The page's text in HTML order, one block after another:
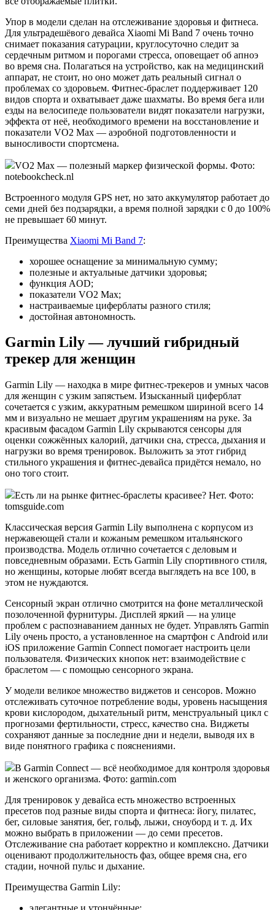
Упор в модели сделан на отслеживание здоровья и фитнеса.
Для ультрадешёвого девайса Xiaomi Mi Band 7 очень точно
снимает показания сатурации, круглосуточно следит за
сердечным ритмом и порогами стресса, оповещает об апноэ
во время сна. Полагаться на устройство, как на медицинский
аппарат, не стоит, но оно может дать реальный сигнал о
проблемах со здоровьем. Фитнес-браслет поддерживает 120
видов спорта и охватывает даже шахматы. Во время бега или
езды на велосипеде пользователи видят показатели нагрузки,
эффекта от неё, необходимого времени на восстановление и
показатели VO2 Max — аэробной подготовленности и
выносливости спортсмена.
VO2 Max — полезный маркер физической формы. Фото:
notebookcheck.nl
Встроенного модуля GPS нет, но зато аккумулятор работает до
семи дней без подзарядки, а время полной зарядки с 0 до 100%
не превышает 60 минут.
Преимущества Xiaomi Mi Band 7:
хорошее оснащение за минимальную сумму;
полезные и актуальные датчики здоровья;
функция AOD;
показатели VO2 Max;
настраиваемые циферблаты разного стиля;
достойная автономность.
Garmin Lily — лучший гибридный
трекер для женщин
Garmin Lily — находка в мире фитнес-трекеров и умных часов
для женщин с узким запястьем. Изысканный циферблат
сочетается с узким, аккуратным ремешком шириной всего 14
мм и визуально не мешает другим украшениям на руке. За
красивым фасадом Garmin Lily скрываются сенсоры для
оценки сожжённых калорий, датчики сна, стресса, дыхания и
нагрузки во время тренировок. Выложить за этот гибрид
стильного украшения и фитнес-девайса придётся немало, но
оно того стоит.
Есть ли на рынке фитнес-браслеты красивее? Нет. Фото:
tomsguide.com
Классическая версия Garmin Lily выполнена с корпусом из
нержавеющей стали и кожаным ремешком итальянского
производства. Модель отлично сочетается с деловым и
повседневным образами. Есть Garmin Lily спортивного стиля,
но женщины, которые любят всегда выглядеть на все 100, в
этом не нуждаются.
Сенсорный экран отлично смотрится на фоне металлической
позолоченной фурнитуры. Дисплей яркий — на улице
проблем с распознаванием данных не будет. Управлять Garmin
Lily очень просто, а установленное на смартфон с Android или
iOS приложение Garmin Connect помогает настроить цели
пользователя. Физических кнопок нет: взаимодействие с
браслетом — с помощью сенсорного экрана.
У модели великое множество виджетов и сенсоров. Можно
отслеживать суточное потребление воды, уровень насыщения
крови кислородом, дыхательный ритм, менструальный цикл с
прогнозами фертильности, стресс, качество сна. Виджеты
сохраняют данные за последние дни и недели, выводя их в
виде понятного графика с пояснениями.
В Garmin Connect — всё необходимое для контроля здоровья
и женского организма. Фото: garmin.com
Для тренировок у девайса есть множество встроенных
пресетов под разные виды спорта и фитнеса: йогу, пилатес,
бег, силовые занятия, бег, гольф, лыжи, сноуборд и т. д. Их
можно выбрать в приложении — до семи пресетов.
Отслеживание сна работает корректно и комплексно. Датчики
оценивают продолжительность фаз, общее время сна, его
стадии, ночной пульс и дыхание.
Преимущества Garmin Lily: